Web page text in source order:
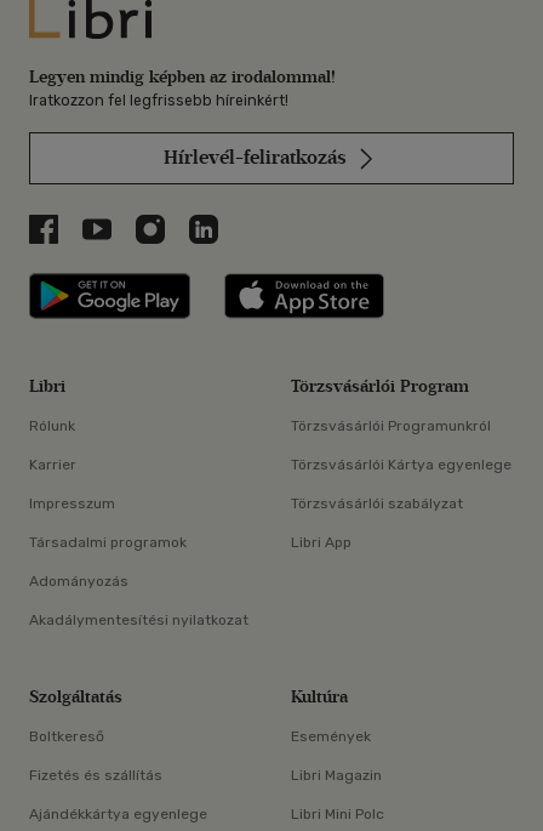
Libri
Legyen mindig képben az irodalommal!
Iratkozzon fel legfrissebb híreinkért!
Hírlevél-feliratkozás
Libri a Facebookon
Libri a Youtube-on
Libri az Instagramon
Libri a LinkedInen
Libri applikáció Szerezd meg: Google
Libri
Rólunk
Karrier
Impresszum
Társadalmi programok
Adományozás
Akadálymentesítési nyilatkozat
Törzsvásárlói Program
Törzsvásárlói Programunkról
Törzsvásárlói Kártya egyenlege
Törzsvásárlói szabályzat
Libri App
Szolgáltatás
Boltkereső
Fizetés és szállítás
Ajándékkártya egyenlege
Kultúra
Események
Libri Magazin
Libri Mini Polc